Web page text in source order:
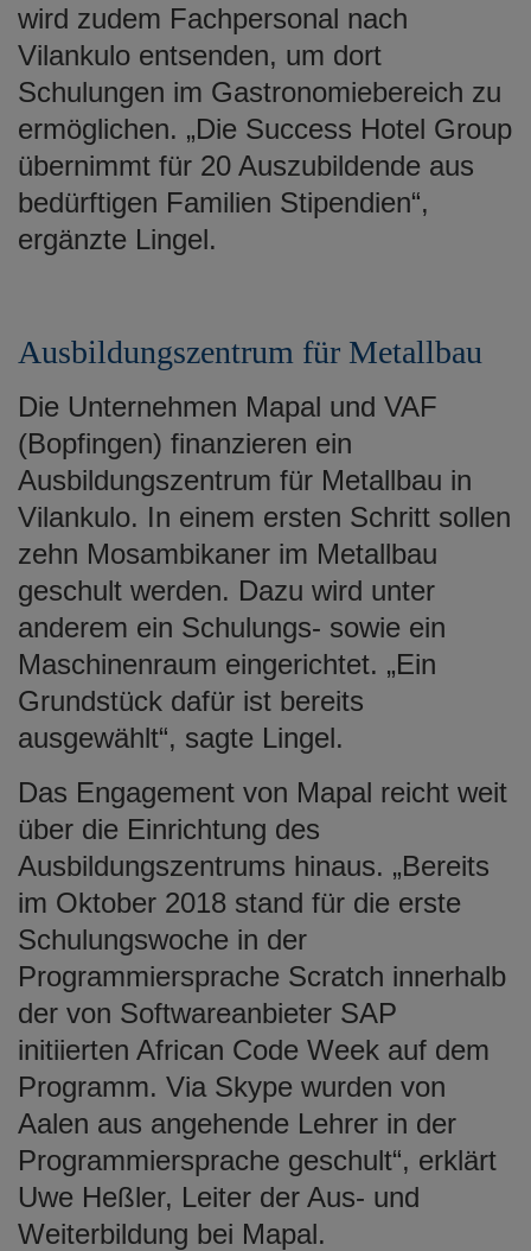
wird zudem Fachpersonal nach
Vilankulo entsenden, um dort
Schulungen im Gastronomiebereich zu
ermöglichen. „Die Success Hotel Group
übernimmt für 20 Auszubildende aus
bedürftigen Familien Stipendien“,
ergänzte Lingel.
Ausbildungszentrum für Metallbau
Die Unternehmen Mapal und VAF
(Bopfingen) finanzieren ein
Ausbildungszentrum für Metallbau in
Vilankulo. In einem ersten Schritt sollen
zehn Mosambikaner im Metallbau
geschult werden. Dazu wird unter
anderem ein Schulungs- sowie ein
Maschinenraum eingerichtet. „Ein
Grundstück dafür ist bereits
ausgewählt“, sagte Lingel.
Das Engagement von Mapal reicht weit
über die Einrichtung des
Ausbildungszentrums hinaus. „Bereits
im Oktober 2018 stand für die erste
Schulungswoche in der
Programmiersprache Scratch innerhalb
der von Softwareanbieter SAP
initiierten African Code Week auf dem
Programm. Via Skype wurden von
Aalen aus angehende Lehrer in der
Programmiersprache geschult“, erklärt
Uwe Heßler, Leiter der Aus- und
Weiterbildung bei Mapal.